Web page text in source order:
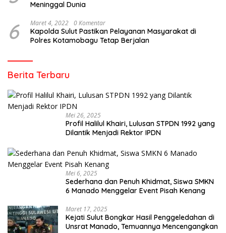
Meninggal Dunia
6 Maret 4, 2022 0 Komentar
Kapolda Sulut Pastikan Pelayanan Masyarakat di
Polres Kotamobagu Tetap Berjalan
Berita Terbaru
Mei 26, 2025
Profil Halilul Khairi, Lulusan STPDN 1992 yang
Dilantik Menjadi Rektor IPDN
Mei 6, 2025
Sederhana dan Penuh Khidmat, Siswa SMKN
6 Manado Menggelar Event Pisah Kenang
Maret 17, 2025
Kejati Sulut Bongkar Hasil Penggeledahan di
Unsrat Manado, Temuannya Mencengangkan